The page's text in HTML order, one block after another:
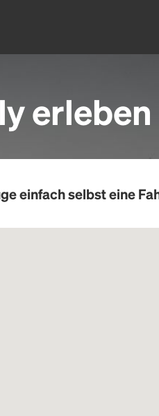
erleben
einfach selbst eine